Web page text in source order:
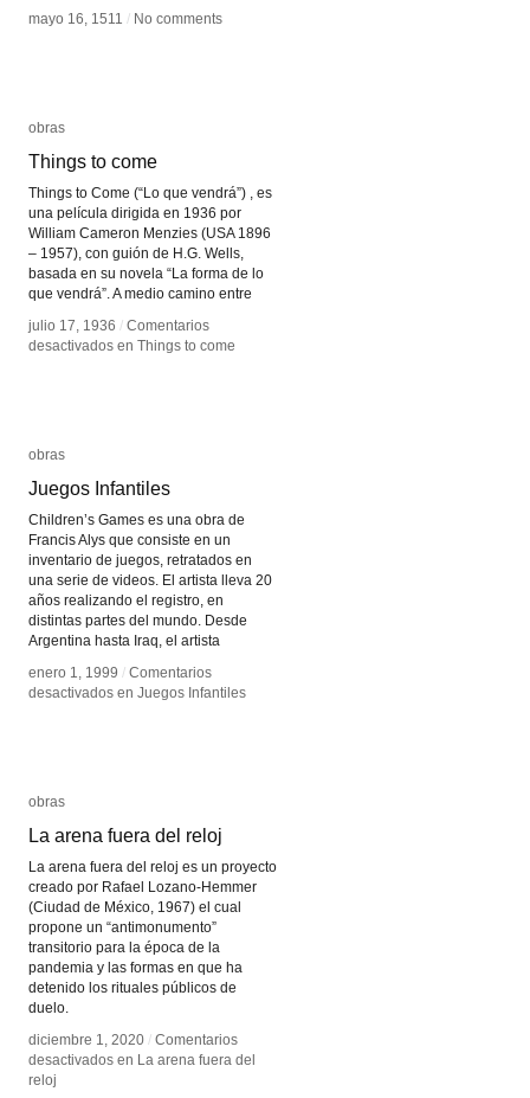
mayo 16, 1511 / No comments
mayo 16, 1511 / No comments
obras
Things to come
Things to Come (“Lo que vendrá”) , es
una película dirigida en 1936 por
William Cameron Menzies (USA 1896
– 1957), con guión de H.G. Wells,
basada en su novela “La forma de lo
que vendrá”. A medio camino entre
julio 17, 1936 / Comentarios
desactivados en Things to come
obras
Things to come
julio 17, 1936 / Comentarios
desactivados en Things to come
obras
Juegos Infantiles
Children’s Games es una obra de
Francis Alys que consiste en un
inventario de juegos, retratados en
una serie de videos. El artista lleva 20
años realizando el registro, en
distintas partes del mundo. Desde
Argentina hasta Iraq, el artista
enero 1, 1999 / Comentarios
desactivados en Juegos Infantiles
obras
Juegos Infantiles
enero 1, 1999 / Comentarios
desactivados en Juegos Infantiles
obras
La arena fuera del reloj
La arena fuera del reloj es un proyecto
creado por Rafael Lozano-Hemmer
(Ciudad de México, 1967) el cual
propone un “antimonumento”
transitorio para la época de la
pandemia y las formas en que ha
detenido los rituales públicos de
duelo.
diciembre 1, 2020 / Comentarios
desactivados en La arena fuera del
reloj
obras
La arena fuera del reloj
diciembre 1, 2020 / Comentarios
desactivados en La arena fuera del
reloj